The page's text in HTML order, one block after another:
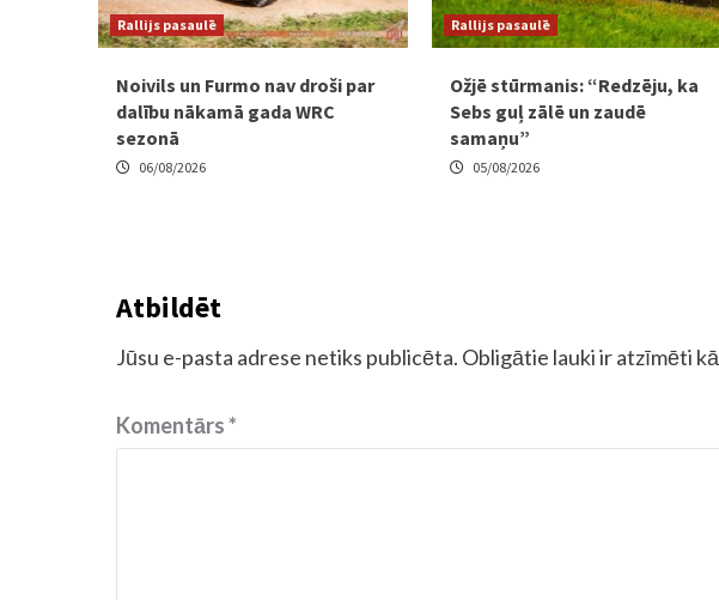
Rallijs pasaulē
Noivils un Furmo nav droši par
dalību nākamā gada WRC
sezonā
06/08/2026
Rallijs pasaulē
Ožjē stūrmanis: “Redzēju, ka
Sebs guļ zālē un zaudē
samaņu”
05/08/2026
Atbildēt
Jūsu e-pasta adrese netiks publicēta. Obligātie lauki ir atzīmēti kā
Komentārs*